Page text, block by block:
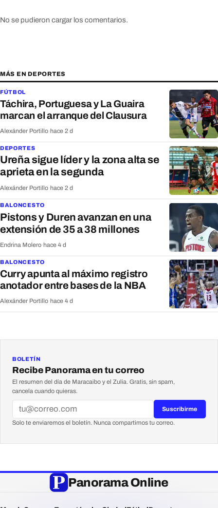
No se pudieron cargar los comentarios.
MÁS EN DEPORTES
FÚTBOL
Táchira, Portuguesa y La Guaira
marcan el arranque del Clausura
Alexánder Portillo hace 2 d
DEPORTES
Ureña sigue líder y la zona alta se
aprieta en la segunda
Alexánder Portillo hace 2 d
BALONCESTO
Pistons y Duren avanzan en una
extensión de 35 a 38 millones
Endrina Molero hace 4 d
BALONCESTO
Curry apunta al máximo registro
anotador entre bases de la NBA
Alexánder Portillo hace 4 d
BOLETÍN
Recibe Panorama en tu correo
El resumen del día de Maracaibo y el Zulia. Gratis, sin spam,
cancela cuando quieras.
Suscribirme
Solo te enviaremos el boletín. Nunca compartimos tu correo.
Panorama Online